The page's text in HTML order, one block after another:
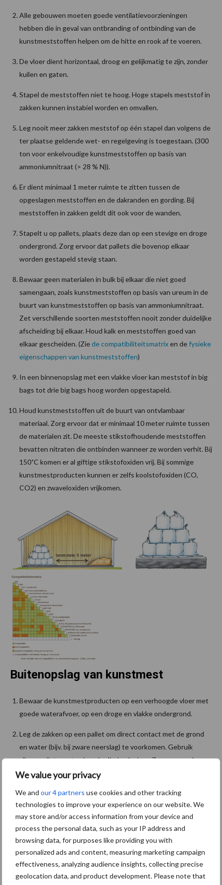
We value your privacy
We and our 4 partners use cookies and other tracking
technologies to improve your experience on our website. We
may store and/or access information from your device and
process the personal data, such as your IP address and
browsing data, for purposes like providing you with
personalized ads and content, measuring marketing campaign
effectiveness, analyzing audience insights, collecting precise
geolocation data, and product development. Please note that
Alle gebouwen moeten goede ventilatievoorzieningen
hebben die in geval van ontbranding of ontbinding van de
kunstmeststoffen helpen om de hitte en rook af te voeren.
De vloer dient horizontaal, droog en gelijkmatig te zijn, zonder
kuilen en gaten.
Stapel de meststoffen niet te hoog. Hoge stapels meststof in
zakken kunnen instabiel worden en omvallen.
Leg nooit meer zakken meststof op één stapel dan volgens de
ter plaatse geldende wet- en regelgeving is toegestaan. (300
ton voor enkelvoudige kunstmeststoffen op basis van
ammoniumnitraat (> 28 % N)).
Er dient minimaal 1 meter ruimte te zitten tussen de
opgeslagen meststoffen en de dakranden en gording. Bij
meststoffen in zakken geldt dit ook voor de wanden.
Stapelt u op pallets, plaats deze dan op een stevige en droge
ondergrond. Zorg ervoor dat pallets die bovenop elkaar
worden gestapeld stevig staan.
Bewaar geen materialen in bulk bij elkaar die niet goed
samengaan, zoals kunstmeststoffen op basis van ureum in de
buurt van kunstmeststoffen op basis van ammoniumnitraat.
Zet verschillende soorten meststoffen nooit zonder duidelijke
afscheiding bij elkaar. Houd kalk en meststoffen goed van
elkaar gescheiden. (Ziede compatibiliteitsmatrixen defysieke
eigenschappen van kunstmeststoffen)
In een binnenopslag met een vlakke vloer kan meststof in big
bags tot drie big bags hoog worden opgestapeld.
Houd kunstmeststoffen uit de buurt van ontvlambaar
materiaal. Zorg ervoor dat er minimaal 10 meter ruimte tussen
de materialen zit. De meeste stikstofhoudende meststoffen
bevatten nitraten die ontbinden wanneer ze worden verhit. Bij
150˚C komen er al giftige stikstofoxiden vrij. Bij sommige
kunstmestproducten kunnen er zelfs koolstofoxiden (CO,
CO2) en zwaveloxiden vrijkomen.
Buitenopslag van kunstmest
Bewaar de kunstmestproducten op een verhoogde vloer met
goede waterafvoer, op een droge en vlakke ondergrond.
Leg de zakken op een pallet om direct contact met de grond
en water (bijv. bij zware neerslag) te voorkomen. Gebruik
alleen pallets met onbeschadigde planken. Ze mogen ook
geen splinters en spijkers bevatten.
Stapels mogen niet scheef gaan hangen. Gebeurt dat toch,
stapel ze dan opnieuw.
Leg voor het aanbrengen van folie eerst een laag lege pallets
op de stapel om kwaliteitsvermindering van het
kunstmestproduct door de warmte te voorkomen (zoals door
de fabrikant/leverancier wordt geadviseerd).